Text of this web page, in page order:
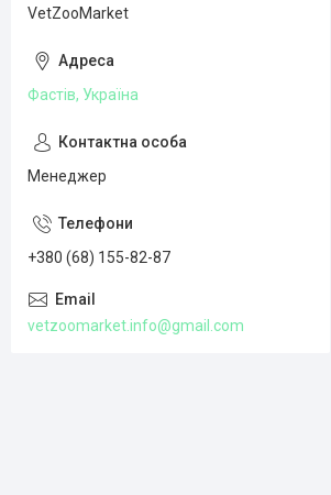
VetZooMarket
Фастів, Україна
Менеджер
+380 (68) 155-82-87
vetzoomarket.info@gmail.com